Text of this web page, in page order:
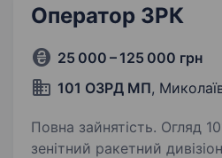
Оператор ЗРК
25 000 – 125 000 грн
101 ОЗРД МП,
Повна зайнятість. Огляд 101-ий окремий
зенітний ракетний